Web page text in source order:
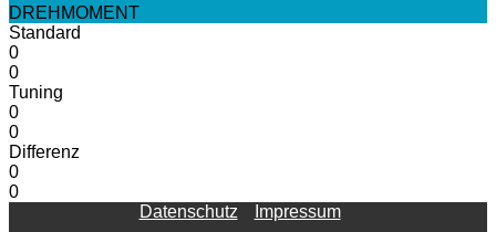
DREHMOMENT
Standard
0
0
Tuning
0
0
Differenz
0
0
Datenschutz
Impressum